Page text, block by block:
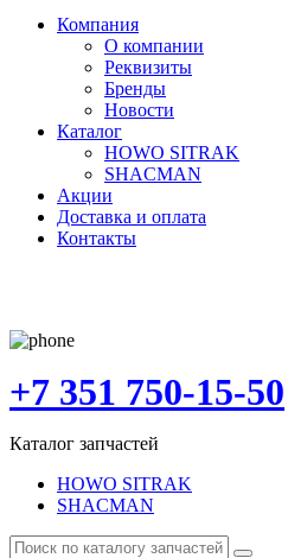
Компания
О компании
Реквизиты
Бренды
Новости
Каталог
HOWO SITRAK
SHACMAN
Акции
Доставка и оплата
Контакты
+7 351 750-15-50
Каталог запчастей
HOWO SITRAK
SHACMAN